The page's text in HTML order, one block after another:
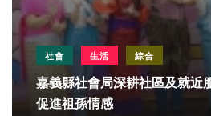
社會 生活 綜合
嘉義縣社會局深耕社區及就近
促進祖孫情感